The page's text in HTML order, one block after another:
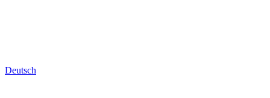
Deutsch